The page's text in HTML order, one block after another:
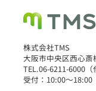
株式会社TMS
大阪市中央区西心斎
TEL.06-6211-6000
受付：10:00〜